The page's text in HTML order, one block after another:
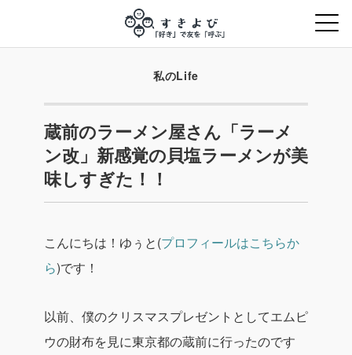
私のLife
蔵前のラーメン屋さん「ラーメ
ン改」新感覚の貝塩ラーメンが美
味しすぎた！！
こんにちは！ゆぅと(プロフィールはこちらか
ら)です！
以前、僕のクリスマスプレゼントとしてエムピ
ウの財布を見に東京都の蔵前に行ったのです